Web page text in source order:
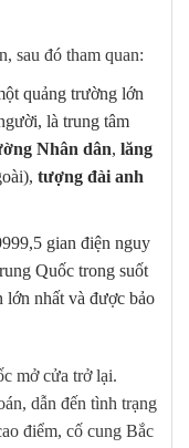
sau đó tham quan:
quảng trường lớn
là trung tâm
Nhân dân, lăng
tượng đài anh
gian điện nguy
Quốc trong suốt
lớn nhất và được bảo
mở cửa trở lại.
dẫn đến tình trạng
điểm, cố cung Bắc